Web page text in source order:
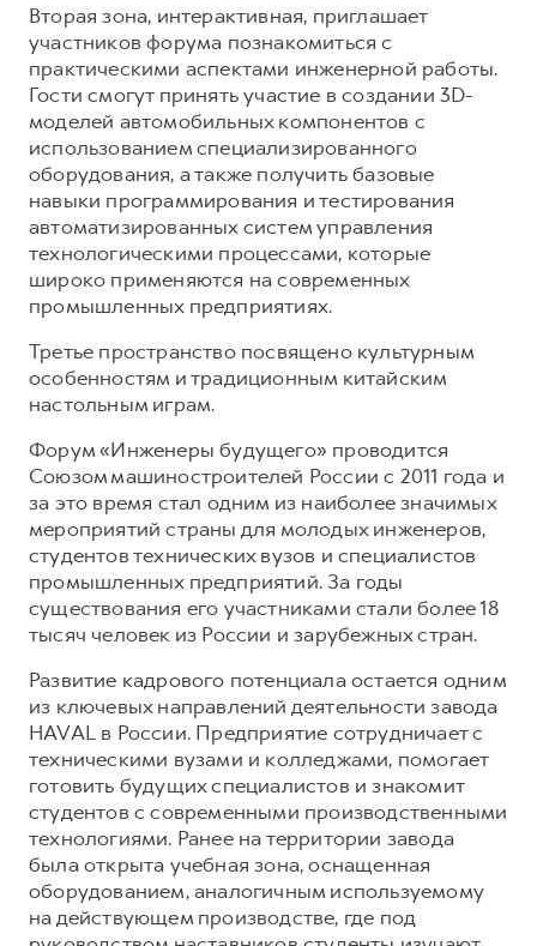
Вторая зона, интерактивная, приглашает
участников форума познакомиться с
практическими аспектами инженерной работы.
Гости смогут принять участие в создании 3D-
моделей автомобильных компонентов с
использованием специализированного
оборудования, а также получить базовые
навыки программирования и тестирования
автоматизированных систем управления
технологическими процессами, которые
широко применяются на современных
промышленных предприятиях.
Третье пространство посвящено культурным
особенностям и традиционным китайским
настольным играм.
Форум «Инженеры будущего» проводится
Союзом машиностроителей России с 2011 года и
за это время стал одним из наиболее значимых
мероприятий страны для молодых инженеров,
студентов технических вузов и специалистов
промышленных предприятий. За годы
существования его участниками стали более 18
тысяч человек из России и зарубежных стран.
Развитие кадрового потенциала остается одним
из ключевых направлений деятельности завода
HAVAL в России. Предприятие сотрудничает с
техническими вузами и колледжами, помогает
готовить будущих специалистов и знакомит
студентов с современными производственными
технологиями. Ранее на территории завода
была открыта учебная зона, оснащенная
оборудованием, аналогичным используемому
на действующем производстве, где под